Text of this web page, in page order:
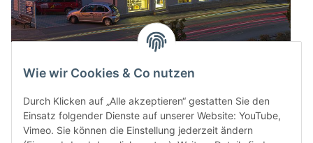
Wie wir Cookies & Co nutzen
Durch Klicken auf „Alle akzeptieren“ gestatten Sie den
Einsatz folgender Dienste auf unserer Website: YouTube,
Vimeo. Sie können die Einstellung jederzeit ändern